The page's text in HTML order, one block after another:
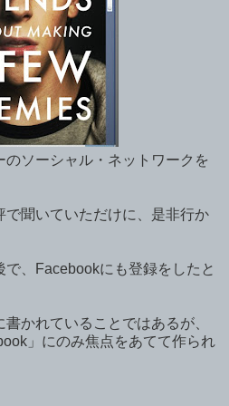
ソーシャル・ネットワークを
で聞いていただけに、是非行か
、Facebookにも登録をしたと
かれていることではあるが、
」にのみ焦点をあてて作られ